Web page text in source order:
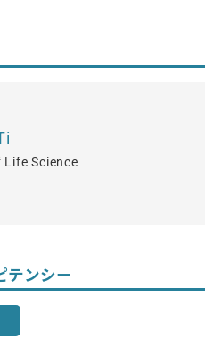
Science
テンシー